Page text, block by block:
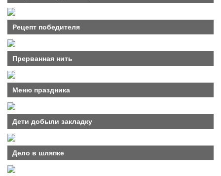
Рецепт победителя
Прерванная нить
Меню праздника
Дети добыли закладку
Дело в шляпке